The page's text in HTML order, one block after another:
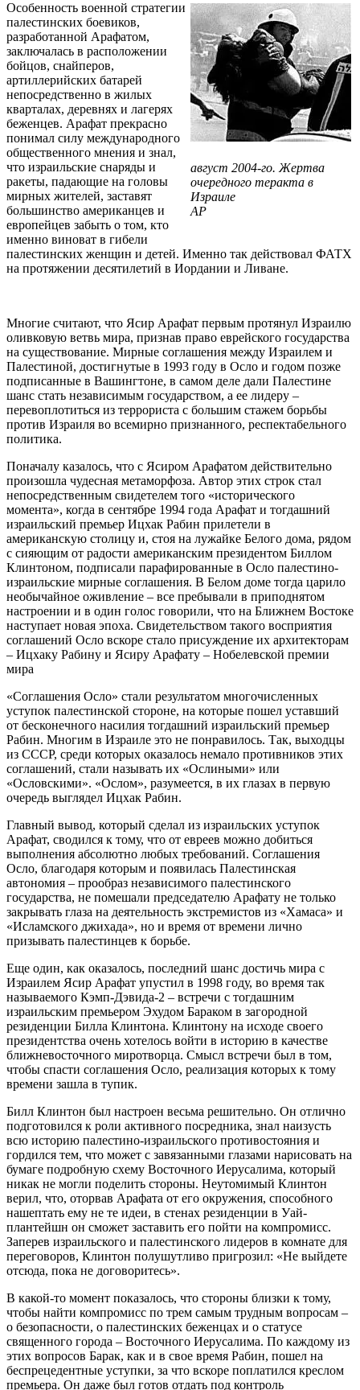
август 2004-го. Жертва
очередного теракта в
Израиле
AP
Особенность военной стратегии
палестинских боевиков,
разработанной Арафатом,
заключалась в расположении
бойцов, снайперов,
артиллерийских батарей
непосредственно в жилых
кварталах, деревнях и лагерях
беженцев. Арафат прекрасно
понимал силу международного
общественного мнения и знал,
что израильские снаряды и
ракеты, падающие на головы
мирных жителей, заставят
большинство американцев и
европейцев забыть о том, кто
именно виноват в гибели
палестинских женщин и детей. Именно так действовал ФАТХ
на протяжении десятилетий в Иордании и Ливане.
Многие считают, что Ясир Арафат первым протянул Израилю
оливковую ветвь мира, признав право еврейского государства
на существование. Мирные соглашения между Израилем и
Палестиной, достигнутые в 1993 году в Осло и годом позже
подписанные в Вашингтоне, в самом деле дали Палестине
шанс стать независимым государством, а ее лидеру –
перевоплотиться из террориста с большим стажем борьбы
против Израиля во всемирно признанного, респектабельного
политика.
Поначалу казалось, что с Ясиром Арафатом действительно
произошла чудесная метаморфоза. Автор этих строк стал
непосредственным свидетелем того «исторического
момента», когда в сентябре 1994 года Арафат и тогдашний
израильский премьер Ицхак Рабин прилетели в
американскую столицу и, стоя на лужайке Белого дома, рядом
с сияющим от радости американским президентом Биллом
Клинтоном, подписали парафированные в Осло палестино-
израильские мирные соглашения. В Белом доме тогда царило
необычайное оживление – все пребывали в приподнятом
настроении и в один голос говорили, что на Ближнем Востоке
наступает новая эпоха. Свидетельством такого восприятия
соглашений Осло вскоре стало присуждение их архитекторам
– Ицхаку Рабину и Ясиру Арафату – Нобелевской премии
мира
«Соглашения Осло» стали результатом многочисленных
уступок палестинской стороне, на которые пошел уставший
от бесконечного насилия тогдашний израильский премьер
Рабин. Многим в Израиле это не понравилось. Так, выходцы
из СССР, среди которых оказалось немало противников этих
соглашений, стали называть их «Ослиными» или
«Ословскими». «Ослом», разумеется, в их глазах в первую
очередь выглядел Ицхак Рабин.
Главный вывод, который сделал из израильских уступок
Арафат, сводился к тому, что от евреев можно добиться
выполнения абсолютно любых требований. Соглашения
Осло, благодаря которым и появилась Палестинская
автономия – прообраз независимого палестинского
государства, не помешали председателю Арафату не только
закрывать глаза на деятельность экстремистов из «Хамаса» и
«Исламского джихада», но и время от времени лично
призывать палестинцев к борьбе.
Еще один, как оказалось, последний шанс достичь мира с
Израилем Ясир Арафат упустил в 1998 году, во время так
называемого Кэмп-Дэвида-2 – встречи с тогдашним
израильским премьером Эхудом Бараком в загородной
резиденции Билла Клинтона. Клинтону на исходе своего
президентства очень хотелось войти в историю в качестве
ближневосточного миротворца. Смысл встречи был в том,
чтобы спасти соглашения Осло, реализация которых к тому
времени зашла в тупик.
Билл Клинтон был настроен весьма решительно. Он отлично
подготовился к роли активного посредника, знал наизусть
всю историю палестино-израильского противостояния и
гордился тем, что может с завязанными глазами нарисовать на
бумаге подробную схему Восточного Иерусалима, который
никак не могли поделить стороны. Неутомимый Клинтон
верил, что, оторвав Арафата от его окружения, способного
нашептать ему не те идеи, в стенах резиденции в Уай-
плантейшн он сможет заставить его пойти на компромисс.
Заперев израильского и палестинского лидеров в комнате для
переговоров, Клинтон полушутливо пригрозил: «Не выйдете
отсюда, пока не договоритесь».
В какой-то момент показалось, что стороны близки к тому,
чтобы найти компромисс по трем самым трудным вопросам –
о безопасности, о палестинских беженцах и о статусе
священного города – Восточного Иерусалима. По каждому из
этих вопросов Барак, как и в свое время Рабин, пошел на
беспрецедентные уступки, за что вскоре поплатился креслом
премьера. Он даже был готов отдать под контроль